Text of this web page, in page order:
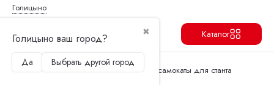
Голицыно
✖
Голицыно ваш город?
Да Выбрать другой город
Каталог
Главная Электросамокаты Электросамокаты для станта
Продолжить Перейти в корзину